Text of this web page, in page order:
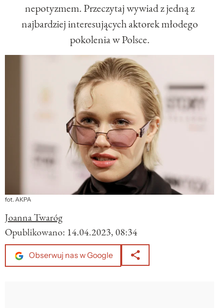
nepotyzmem. Przeczytaj wywiad z jedną z
najbardziej interesujących aktorek młodego
pokolenia w Polsce.
fot. AKPA
Joanna Twaróg
Opublikowano: 14.04.2023, 08:34
Obserwuj nas w Google